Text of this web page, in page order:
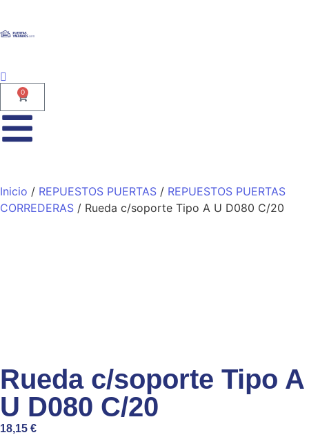
0
Inicio / REPUESTOS PUERTAS / REPUESTOS PUERTAS
CORREDERAS / Rueda c/soporte Tipo A U D080 C/20
Rueda c/soporte Tipo A
U D080 C/20
18,15 €